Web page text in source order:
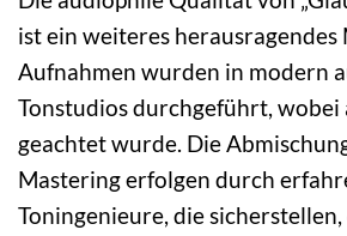
ist ein weiteres herausragendes
Aufnahmen wurden in modern
Tonstudios durchgeführt, wobei
geachtet wurde. Die
Mastering erfolgen durch
Toningenieure, die sicherstellen,